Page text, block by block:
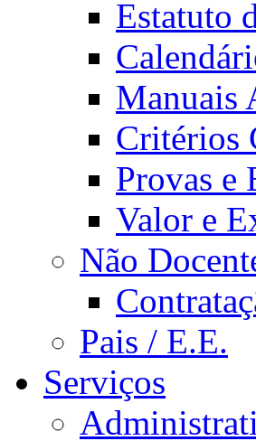
Estatuto
Manuais
Critérios
Provas e
Valor e
Não
Pais / E.E.
Serviços